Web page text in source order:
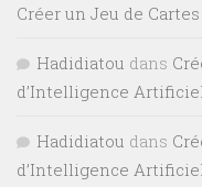
Créer un Jeu de
Hadidiatou dans
d’Intelligence
Hadidiatou dans
d’Intelligence